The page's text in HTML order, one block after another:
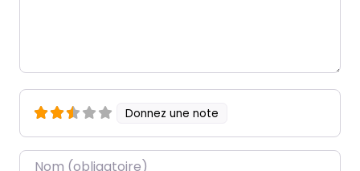
Donnez une note
Name*